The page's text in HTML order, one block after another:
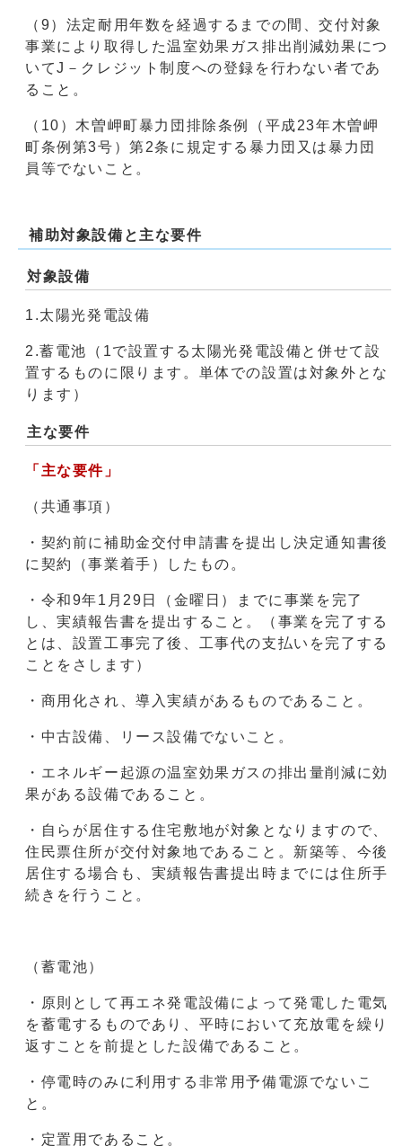
（9）法定耐用年数を経過するまでの間、交付対象
事業により取得した温室効果ガス排出削減効果につ
いてJ－クレジット制度への登録を行わない者であ
ること。
（10）木曽岬町暴力団排除条例（平成23年木曽岬
町条例第3号）第2条に規定する暴力団又は暴力団
員等でないこと。
補助対象設備と主な要件
対象設備
1.太陽光発電設備
2.蓄電池（1で設置する太陽光発電設備と併せて設
置するものに限ります。単体での設置は対象外とな
ります）
主な要件
「主な要件」
（共通事項）
・契約前に補助金交付申請書を提出し決定通知書後
に契約（事業着手）したもの。
・令和9年1月29日（金曜日）までに事業を完了
し、実績報告書を提出すること。（事業を完了する
とは、設置工事完了後、工事代の支払いを完了する
ことをさします）
・商用化され、導入実績があるものであること。
・中古設備、リース設備でないこと。
・エネルギー起源の温室効果ガスの排出量削減に効
果がある設備であること。
・自らが居住する住宅敷地が対象となりますので、
住民票住所が交付対象地であること。新築等、今後
居住する場合も、実績報告書提出時までには住所手
続きを行うこと。
（蓄電池）
・原則として再エネ発電設備によって発電した電気
を蓄電するものであり、平時において充放電を繰り
返すことを前提とした設備であること。
・停電時のみに利用する非常用予備電源でないこ
と。
・定置用であること。